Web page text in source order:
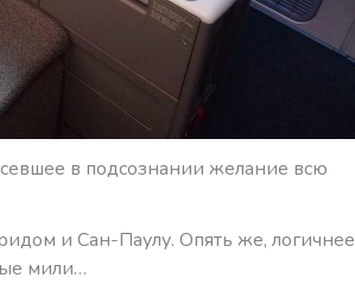
в подсознании желание всю
и Сан-Паулу. Опять же, логичнее
мили…